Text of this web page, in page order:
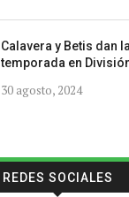
Calavera y Betis dan
temporada en
30 agosto, 2024
REDES SOCIALES